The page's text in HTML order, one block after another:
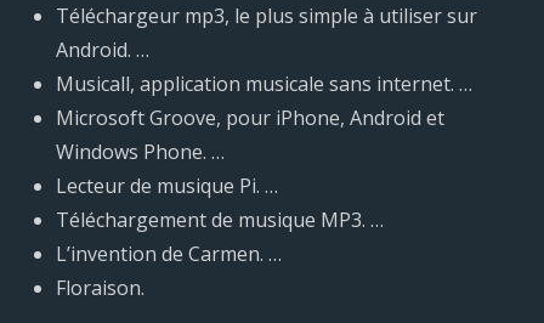
Téléchargeur mp3, le plus simple à utiliser sur
Android. …
Musicall, application musicale sans internet. …
Microsoft Groove, pour iPhone, Android et
Windows Phone. …
Lecteur de musique Pi. …
Téléchargement de musique MP3. …
L’invention de Carmen. …
Floraison.